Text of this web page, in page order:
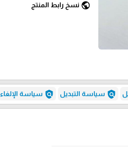
public نسخ رابط المنتج
policy سياسة التبديل policy سياسة الإلغاء